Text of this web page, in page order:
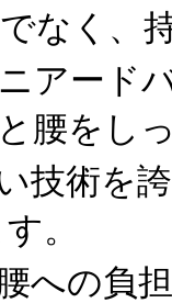
なく、
アード
腰をし
技術を
。
への負